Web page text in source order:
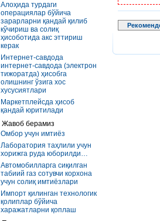
Алоҳида турдаги
операциялар бўйича
зарарларни қандай қилиб
кўчириш ва солиқ
ҳисоботида акс эттириш
керак
Интернет-савдода
интернет-савдода (электрон
тижоратда) ҳисобга
олишнинг ўзига хос
хусусиятлари
Маркетплейсда ҳисоб
қандай юритилади
Жавоб берамиз
Омбор учун имтиёз
Лаборатория таҳлили учун
хорижга руда юборилди…
Автомобилларга сиқилган
табиий газ сотувчи корхона
учун солиқ имтиёзлари
Импорт қилинган технологик
қолиплар бўйича
харажатларни қоплаш